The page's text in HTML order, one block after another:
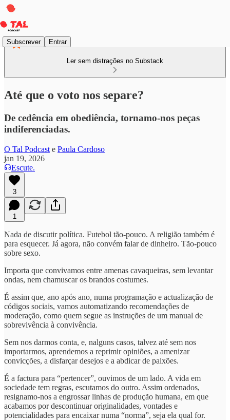
Subscrever Entrar
Ler sem distrações no Substack
Até que o voto nos separe?
De cedência em obediência, tornamo-nos peças
indiferenciadas.
O Tal Podcast e Paula Cardoso
jan 19, 2026
Escute.
3
1
Nada de discutir política. Futebol tão-pouco. A religião também é
para esquecer. Já agora, não convém falar de dinheiro. Tão-pouco
sobre sexo.
Importa que convivamos entre amenas cavaqueiras, sem levantar
ondas, nem chamuscar os brandos costumes.
É assim que, ano após ano, numa programação e actualização de
códigos sociais, vamos automatizando recomendações de
moderação, como quem segue as instruções de um manual de
sobrevivência à convivência.
Sem nos darmos conta, e, nalguns casos, talvez até sem nos
importarmos, aprendemos a reprimir opiniões, a amenizar
convicções, a disfarçar desejos e a abdicar de paixões.
É a factura para “pertencer”, ouvimos de um lado. A vida em
sociedade tem regras, escutamos do outro. Assim ordenados,
resignamo-nos a engrossar linhas de produção humana, em que
acabamos por descontinuar originalidades, vontades e
potencialidades para encaixar numa “norma”, seja ela qual for.